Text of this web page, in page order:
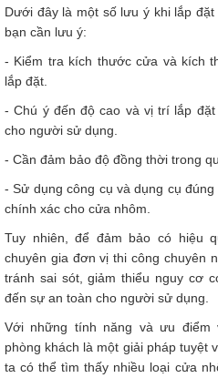
Dưới đây là một số lưu ý khi lắp
bạn cần lưu ý:
- Kiểm tra kích thước cửa và kích
lắp đặt.
- Chú ý đến độ cao và vị trí lắp
cho người sử dụng.
- Cần đảm bảo độ đồng thời trong
- Sử dụng công cụ và dụng cụ
chính xác cho cửa nhôm.
Tuy nhiên, để đảm bảo có hiệu
chuyên gia đơn vị thi công chuyên
tránh sai sót, giảm thiểu nguy cơ
đến sự an toàn cho người sử dụng.
Với những tính năng và ưu điểm
phòng khách là một giải pháp tuyệt
ta có thể tìm thấy nhiều loại cửa